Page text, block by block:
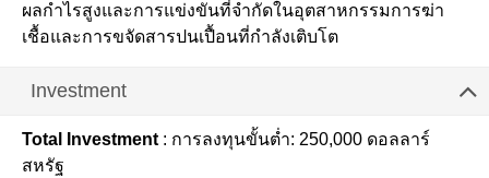
ผลกำไรสูงและการแข่งขันที่จำกัดในอุตสาหกรรมการฆ่า
เชื้อและการขจัดสารปนเปื้อนที่กำลังเติบโต
Investment
Total Investment : การลงทุนขั้นต่ำ: 250,000 ดอลลาร์
สหรัฐ